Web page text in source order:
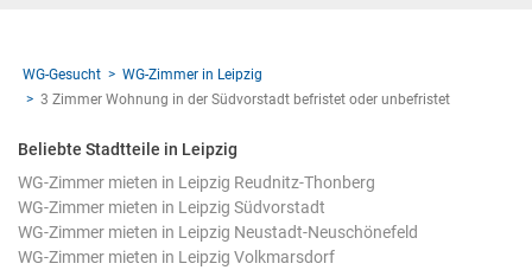
WG-Gesucht
WG-Zimmer in Leipzig
3 Zimmer Wohnung in der Südvorstadt befristet oder unbefristet
Beliebte Stadtteile in Leipzig
WG-Zimmer mieten in Leipzig Reudnitz-Thonberg
WG-Zimmer mieten in Leipzig Südvorstadt
WG-Zimmer mieten in Leipzig Neustadt-Neuschönefeld
WG-Zimmer mieten in Leipzig Volkmarsdorf